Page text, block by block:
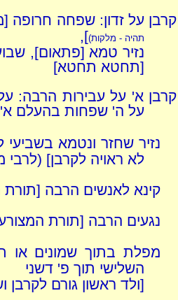
קרבן על זדון: שפחה
תהיה - מלקות)],
נזיר טמא [פתאום],
[תחטא תחטא]
קרבן א' על עבירות
על ה' שפחות בהעלם א'
נזיר שחזר ונטמא בשביעי
לא ראויה לקרבן] (לרבי
קינא לאנשים הרבה [תורת
נגעים הרבה [תורת
מפלת בתוך שמונים או
השלישי תוך פ' דשני
[ולד ראשון גורם לקרבן